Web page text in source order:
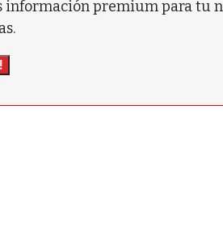
información premium para tu